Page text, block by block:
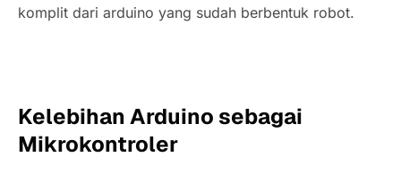
komplit dari arduino yang sudah berbentuk robot.
Kelebihan Arduino sebagai
Mikrokontroler